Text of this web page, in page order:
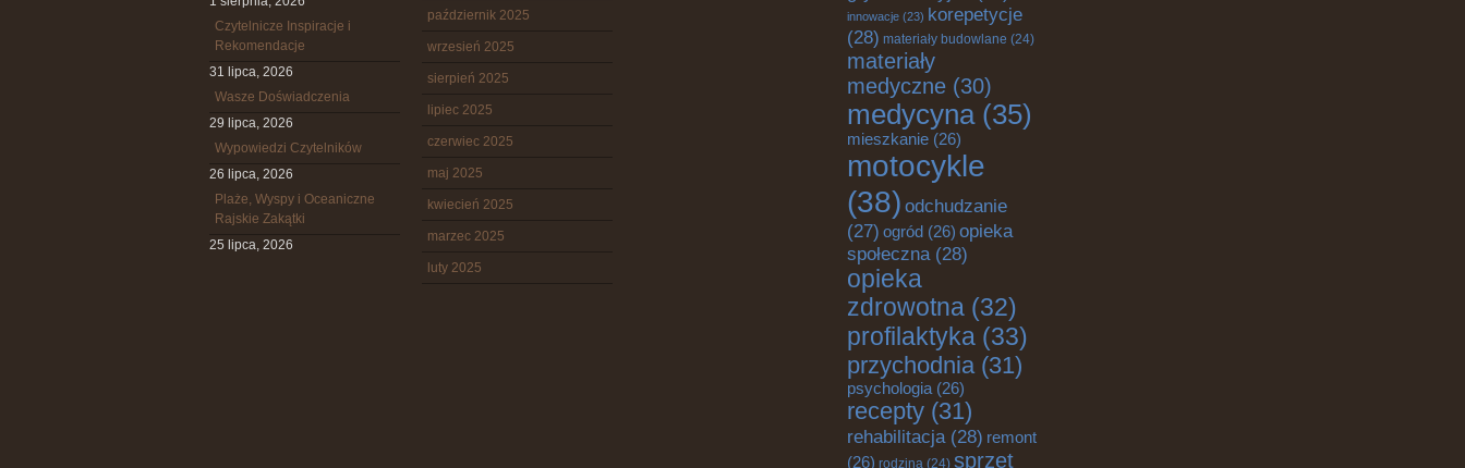
Czytelnicze Inspiracje i
Rekomendacje
31 lipca, 2026
Wasze Doświadczenia
29 lipca, 2026
Wypowiedzi Czytelników
26 lipca, 2026
Plaże, Wyspy i Oceaniczne
Rajskie Zakątki
25 lipca, 2026
październik 2025
wrzesień 2025
sierpień 2025
lipiec 2025
czerwiec 2025
maj 2025
kwiecień 2025
marzec 2025
luty 2025
innowacje (23) korepetycje
(28) materiały budowlane (24)
materiały
medyczne (30)
medycyna(35)
mieszkanie (26)
motocykle
(38) odchudzanie
(27) ogród (26) opieka
społeczna(28)
opieka
zdrowotna (32)
profilaktyka (33)
przychodnia(31)
psychologia (26)
recepty (31)
rehabilitacja(28) remont
(26) rodzina (24) sprzęt